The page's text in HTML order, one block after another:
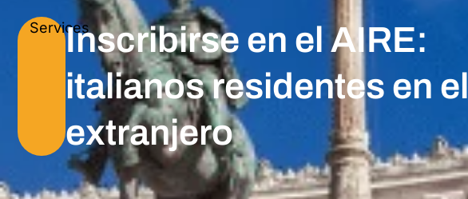
ServicesInscribirse en el AIRE:
italianos residentes en el
extranjero